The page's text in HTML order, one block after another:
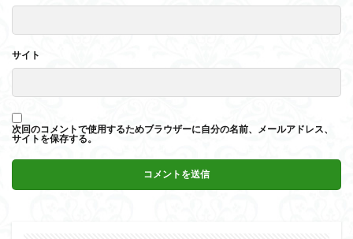
サイト
次回のコメントで使用するためブラウザーに自分の名前、メールアドレス、
サイトを保存する。